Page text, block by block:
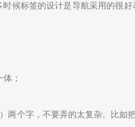
候标签的设计是导航采用的很
；
字，不要弄的太复杂。比如把